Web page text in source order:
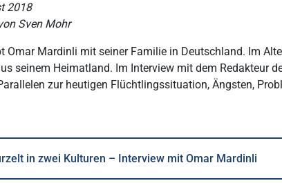
2018
Sven Mohr
Omar Mardinli mit seiner Familie in Deutschland. Im
seinem Heimatland. Im Interview mit dem Redakteur
zur heutigen Flüchtlingssituation, Ängsten,
in zwei Kulturen – Interview mit Omar Mardinli